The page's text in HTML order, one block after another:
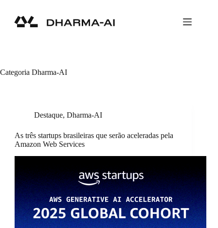
conteúdo
Categoria Dharma-AI
Destaque, Dharma-AI
As três startups brasileiras que serão aceleradas pela
Amazon Web Services